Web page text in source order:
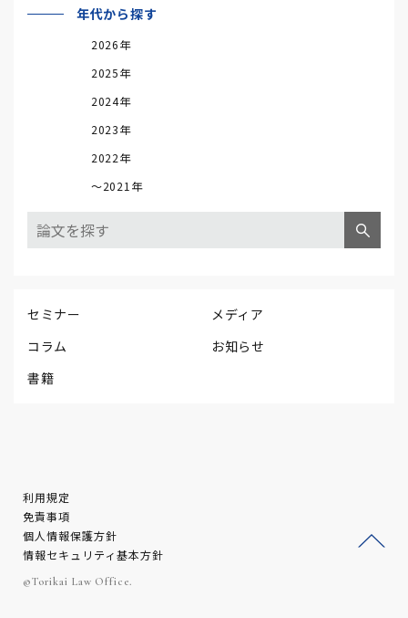
年代から探す
2026年
2025年
2024年
2023年
2022年
～2021年
セミナー
メディア
コラム
お知らせ
書籍
利用規定
免責事項
個人情報保護方針
情報セキュリティ基本方針
©Torikai Law Office.